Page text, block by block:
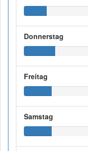
Donnerstag
Freitag
Samstag